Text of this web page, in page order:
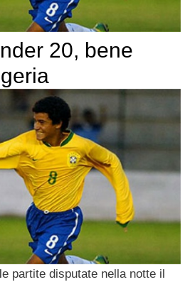
20, bene
partite disputate nella notte il